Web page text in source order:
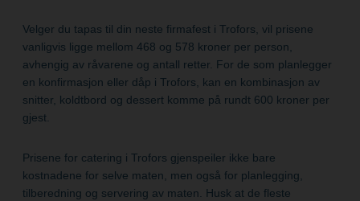
Velger du tapas til din neste firmafest i Trofors, vil prisene
vanligvis ligge mellom 468 og 578 kroner per person,
avhengig av råvarene og antall retter. For de som planlegger
en konfirmasjon eller dåp i Trofors, kan en kombinasjon av
snitter, koldtbord og dessert komme på rundt 600 kroner per
gjest.
Prisene for catering i Trofors gjenspeiler ikke bare
kostnadene for selve maten, men også for planlegging,
tilberedning og servering av maten. Husk at de fleste